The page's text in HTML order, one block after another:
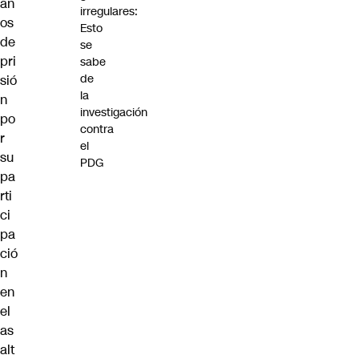
os
de
pri
sió
n
po
r
su
pa
rti
ci
pa
ció
n
en
el
as
alt
irregulares:
Esto
se
sabe
de
la
investigación
contra
el
PDG